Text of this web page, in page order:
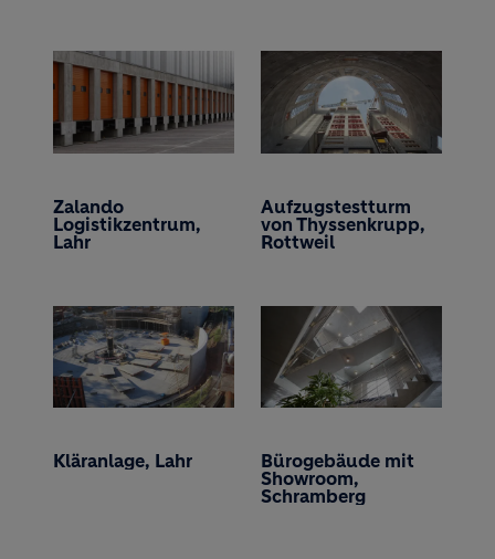
Zalando
Logistikzentrum,
Lahr
Aufzugstestturm
von Thyssenkrupp,
Rottweil
Kläranlage, Lahr
Bürogebäude mit
Showroom,
Schramberg